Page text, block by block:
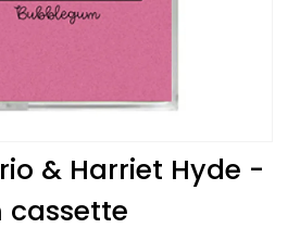
& Harriet Hyde -
cassette